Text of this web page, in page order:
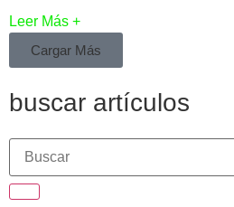
Leer Más +
Cargar Más
buscar artículos